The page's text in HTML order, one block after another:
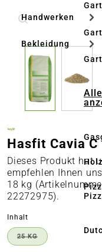
Handwerken
Bekleidung
Hasfit Cavia C
Dieses Produkt hat
empfehlen Ihnen
18 kg
22272975).
Inhalt
25 KG(DIESE OPTION IST